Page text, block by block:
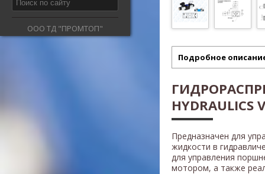
ООО ТД "ПРОМТОП"
Подробное
HYDRAULICS
Предназначен для
жидкости в
для управления
мотором, а также